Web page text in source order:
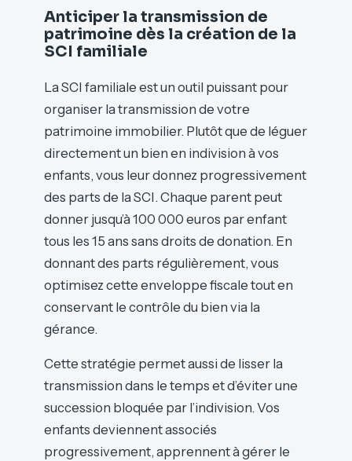
Anticiper la transmission de
patrimoine dès la création de la
SCI familiale
La SCI familiale est un outil puissant pour
organiser la transmission de votre
patrimoine immobilier. Plutôt que de léguer
directement un bien en indivision à vos
enfants, vous leur donnez progressivement
des parts de la SCI. Chaque parent peut
donner jusqu’à 100 000 euros par enfant
tous les 15 ans sans droits de donation. En
donnant des parts régulièrement, vous
optimisez cette enveloppe fiscale tout en
conservant le contrôle du bien via la
gérance.
Cette stratégie permet aussi de lisser la
transmission dans le temps et d’éviter une
succession bloquée par l’indivision. Vos
enfants deviennent associés
progressivement, apprennent à gérer le